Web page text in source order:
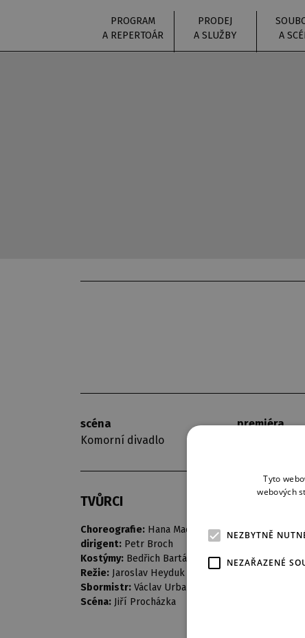
PROGRAM
A REPERTOÁR
PRODEJ
A SLUŽBY
A
scéna
Komorní divadlo
premiéra
TVŮRCI
Choreografie: Hana Machová
dirigent: Petr Broch
Kostýmy: Bedřich Barták
Režie: Jaroslav Heyduk
Sbormistr: Václav Urban
Scéna: Jiří Procházka
Tyto
webových
NEZBYTNĚ
NEZAŘAZENÉ